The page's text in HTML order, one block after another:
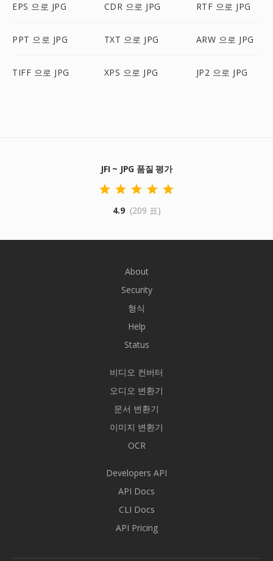
EPS 으로 JPG CDR 으로 JPG RTF 으로 JPG
PPT 으로 JPG TXT 으로 JPG ARW 으로 JPG
TIFF 으로 JPG XPS 으로 JPG JP2 으로 JPG
JFI ~ JPG 품질 평가
4.9 (209 표)
About
Security
형식
Help
Status
비디오 컨버터
오디오 변환기
문서 변환기
이미지 변환기
OCR
Developers API
API Docs
CLI Docs
API Pricing